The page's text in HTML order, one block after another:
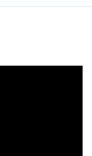
mamica si